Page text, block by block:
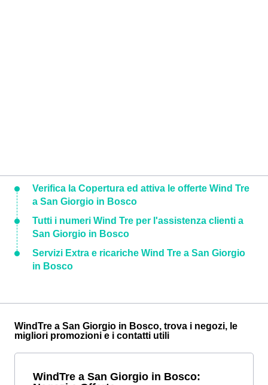
Verifica la Copertura ed attiva le offerte Wind Tre
a San Giorgio in Bosco
Tutti i numeri Wind Tre per l'assistenza clienti a
San Giorgio in Bosco
Servizi Extra e ricariche Wind Tre a San Giorgio
in Bosco
WindTre a San Giorgio in Bosco, trova i negozi, le
migliori promozioni e i contatti utili
WindTre a San Giorgio in Bosco: